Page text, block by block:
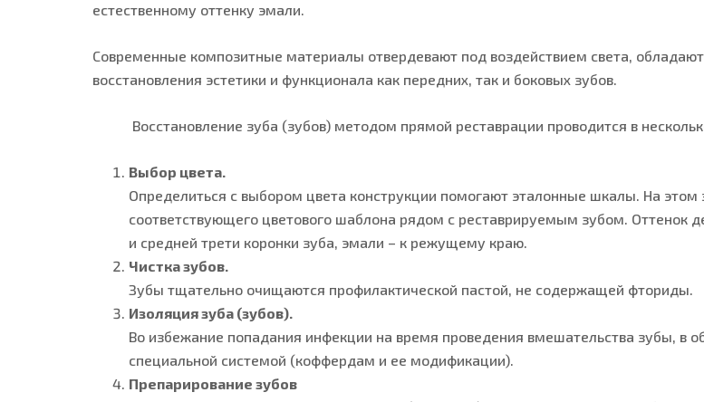
естественному оттенку эмали.
Современные композитные материалы отвердевают под воздействием света,
восстановления эстетики и функционала как передних, так и боковых зубов.
Восстановление зуба (зубов) методом прямой реставрации проводится в
Выбор цвета.
Определиться с выбором цвета конструкции помогают эталонные шкалы. На
соответствующего цветового шаблона рядом с реставрируемым зубом. Оттенок
и средней трети коронки зуба, эмали – к режущему краю.
Чистка зубов.
Зубы тщательно очищаются профилактической пастой, не содержащей фториды.
Изоляция зуба (зубов).
Во избежание попадания инфекции на время проведения вмешательства зубы, в
специальной системой (коффердам и ее модификации).
Препарирование зубов